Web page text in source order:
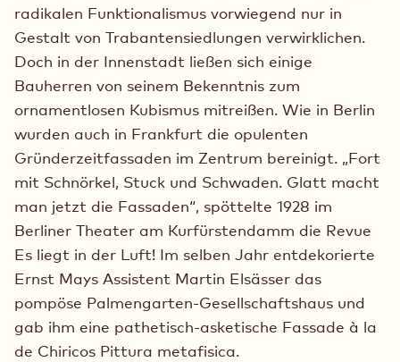
radikalen Funktionalismus vorwiegend nur in
Gestalt von Trabantensiedlungen verwirklichen.
Doch in der Innenstadt ließen sich einige
Bauherren von seinem Bekenntnis zum
ornamentlosen Kubismus mitreißen. Wie in Berlin
wurden auch in Frankfurt die opulenten
Gründerzeitfassaden im Zentrum bereinigt. „Fort
mit Schnörkel, Stuck und Schwaden. Glatt macht
man jetzt die Fassaden“, spöttelte 1928 im
Berliner Theater am Kurfürstendamm die Revue
Es liegt in der Luft! Im selben Jahr entdekorierte
Ernst Mays Assistent Martin Elsässer das
pompöse Palmengarten-Gesellschaftshaus und
gab ihm eine pathetisch-asketische Fassade à la
de Chiricos Pittura metafisica.